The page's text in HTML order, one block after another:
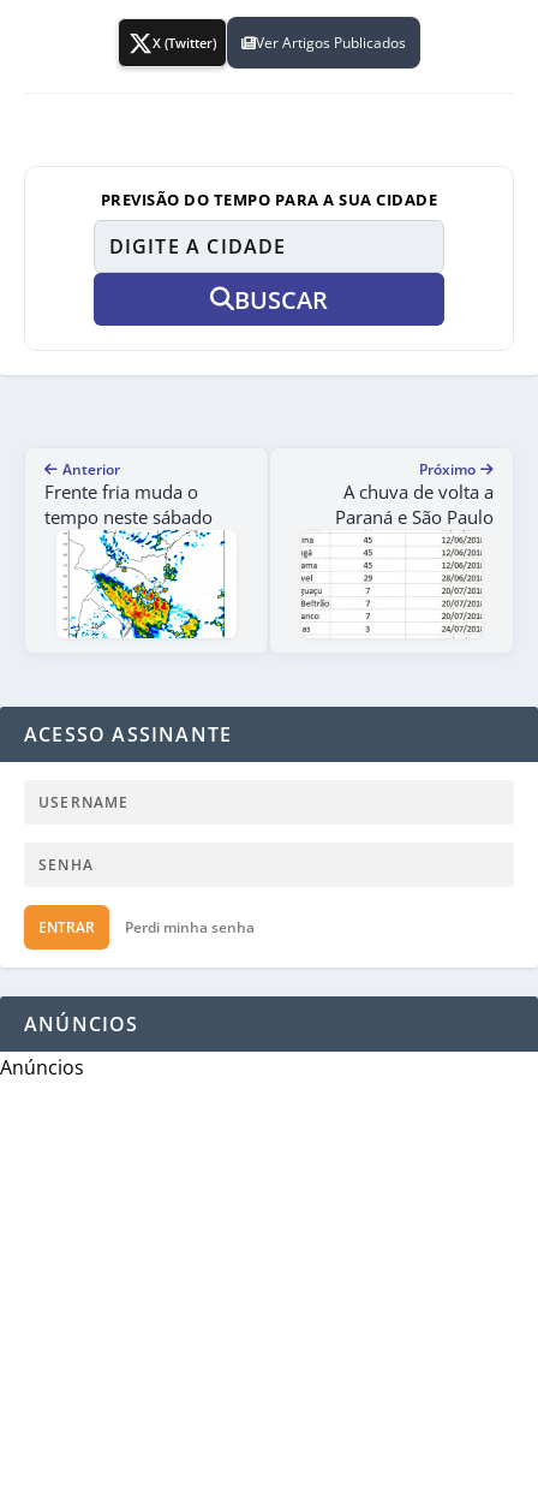
X (Twitter) Ver Artigos Publicados
PREVISÃO DO TEMPO PARA A SUA CIDADE
BUSCAR
Anterior
Frente fria muda o
tempo neste sábado
Próximo
A chuva de volta a
Paraná e São Paulo
ACESSO ASSINANTE
ENTRAR Perdi minha senha
ANÚNCIOS
Anúncios